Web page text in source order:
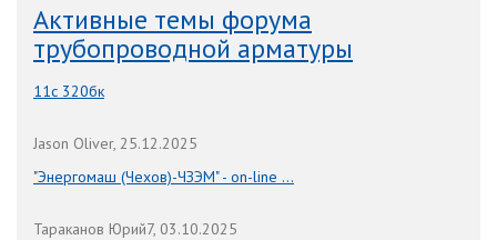
Активные темы форума
трубопроводной арматуры
11с 320бк
Jason Oliver, 25.12.2025
"Энергомаш (Чехов)-ЧЗЭМ" - on-line ...
Тараканов Юрий7, 03.10.2025